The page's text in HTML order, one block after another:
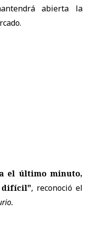
abierta la
el último minuto,
difícil", reconoció el